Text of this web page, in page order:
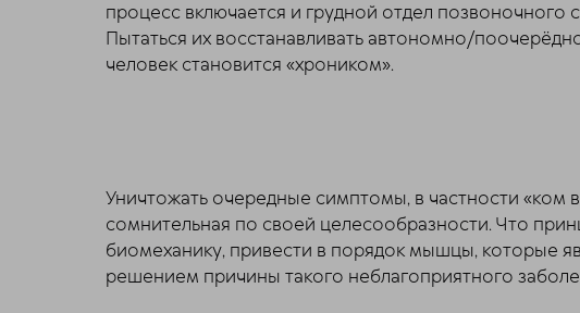
процесс включается и грудной отдел позвоночного
Пытаться их восстанавливать автономно/
человек становится «хроником».
Уничтожать очередные симптомы, в частности «ком
сомнительная по своей целесообразности. Что
биомеханику, привести в порядок мышцы, которые
решением причины такого неблагоприятного